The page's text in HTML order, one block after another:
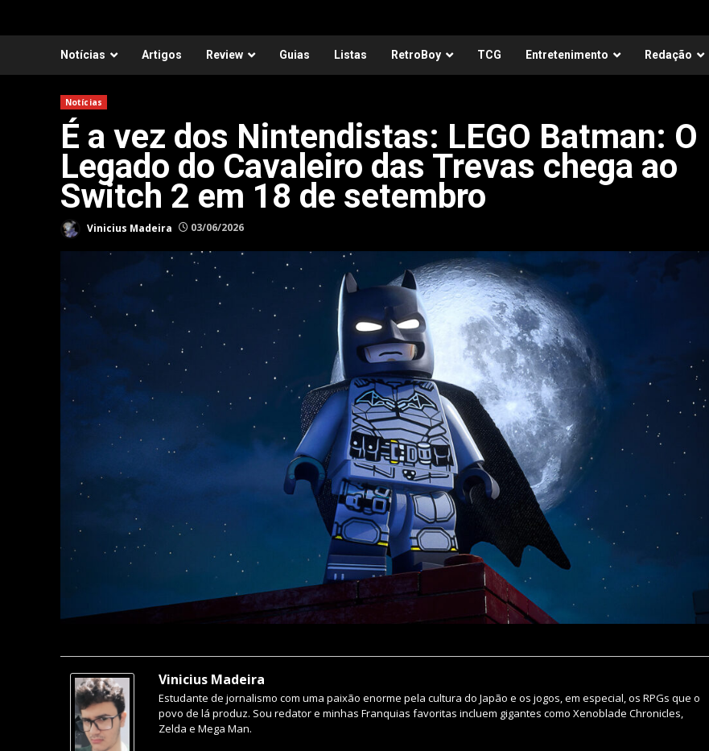
Notícias Artigos Review Guias Listas RetroBoy TCG Entretenimento Redação
Notícias
É a vez dos Nintendistas: LEGO Batman: O
Legado do Cavaleiro das Trevas chega ao
Switch 2 em 18 de setembro
Vinicius Madeira 03/06/2026
Vinicius Madeira
Estudante de jornalismo com uma paixão enorme pela cultura do Japão e os jogos, em especial, os RPGs que o
povo de lá produz. Sou redator e minhas Franquias favoritas incluem gigantes como Xenoblade Chronicles,
Zelda e Mega Man.